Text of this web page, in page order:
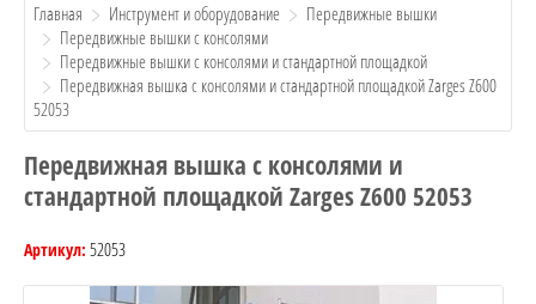
Главная Инструмент и оборудование
Передвижные вышки
Передвижные вышки с консолями
Передвижные вышки с консолями и стандартной площадкой
Передвижная вышка с консолями и стандартной площадкой Zarges Z600
52053
Передвижная вышка с консолями и
стандартной площадкой Zarges Z600 52053
Артикул: 52053